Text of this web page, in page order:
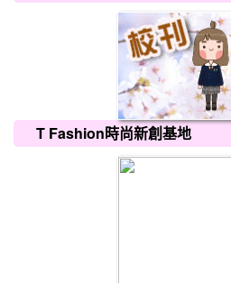
T Fashion時尚新創基地